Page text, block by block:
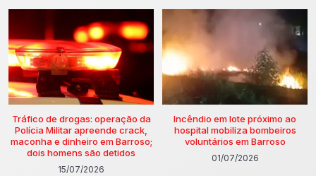
Tráfico de drogas: operação da
Polícia Militar apreende crack,
maconha e dinheiro em Barroso;
dois homens são detidos
15/07/2026
Incêndio em lote próximo ao
hospital mobiliza bombeiros
voluntários em Barroso
01/07/2026